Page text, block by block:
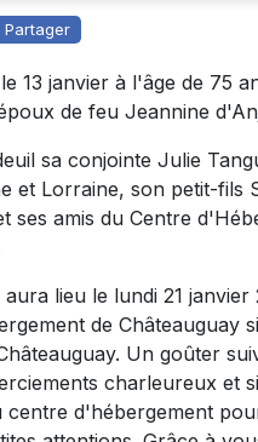
Partager
13 janvier à l'âge de 75
de feu Jeannine
sa conjointe Julie
et Lorraine, son petit-fils
ses amis du Centre
lieu le lundi 21 janvier
de Châteauguay
Un goûter
charleureux et
centre d'hébergement